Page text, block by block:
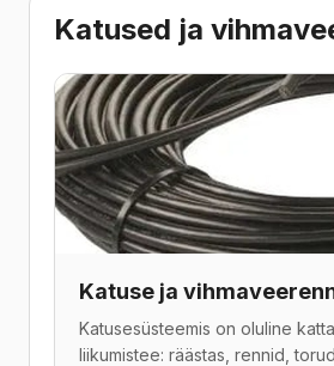
Katused ja
Katuse ja
Katusesüsteemis on oluline
liikumistee: räästas, rennid,